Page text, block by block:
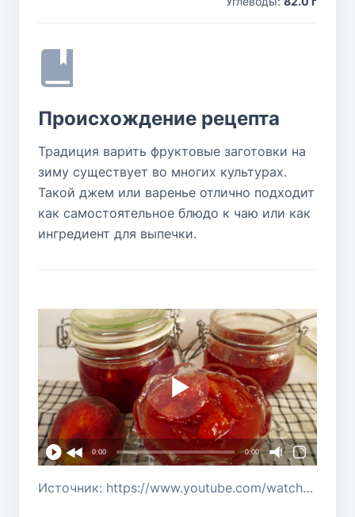
Происхождение рецепта
Традиция варить фруктовые заготовки на
зиму существует во многих культурах.
Такой джем или варенье отлично подходит
как самостоятельное блюдо к чаю или как
ингредиент для выпечки.
0:00 0:00
Источник: https://www.youtube.com/watch?v=aPIbXT0bRbs